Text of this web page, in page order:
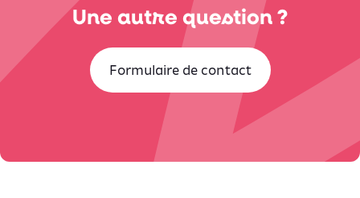
Une autre question ?
Formulaire de contact